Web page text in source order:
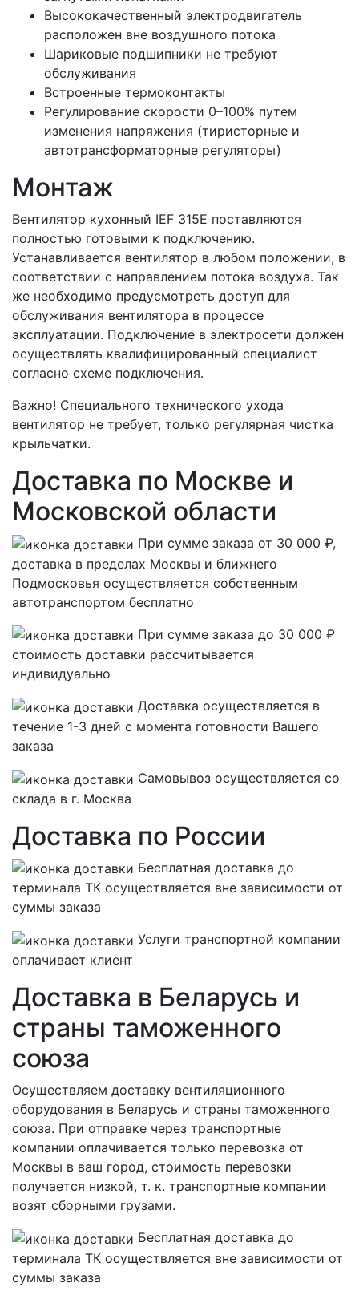
Высококачественный электродвигатель
расположен вне воздушного потока
Шариковые подшипники не требуют
обслуживания
Встроенные термоконтакты
Регулирование скорости 0–100% путем
изменения напряжения (тиристорные и
автотрансформаторные регуляторы)
Монтаж
Вентилятор кухонный IEF 315E поставляются
полностью готовыми к подключению.
Устанавливается вентилятор в любом положении, в
соответствии с направлением потока воздуха. Так
же необходимо предусмотреть доступ для
обслуживания вентилятора в процессе
эксплуатации. Подключение в электросети должен
осуществлять квалифицированный специалист
согласно схеме подключения.
Важно! Специального технического ухода
вентилятор не требует, только регулярная чистка
крыльчатки.
Доставка по Москве и
Московской области
При сумме заказа от 30 000 ₽,
доставка в пределах Москвы и ближнего
Подмосковья осуществляется собственным
автотранспортом бесплатно
При сумме заказа до 30 000 ₽
стоимость доставки рассчитывается
индивидуально
Доставка осуществляется в
течение 1-3 дней с момента готовности Вашего
заказа
Самовывоз осуществляется со
склада в г. Москва
Доставка по России
Бесплатная доставка до
терминала ТК осуществляется вне зависимости от
суммы заказа
Услуги транспортной компании
оплачивает клиент
Доставка в Беларусь и
страны таможенного
союза
Осуществляем доставку вентиляционного
оборудования в Беларусь и страны таможенного
союза. При отправке через транспортные
компании оплачивается только перевозка от
Москвы в ваш город, стоимость перевозки
получается низкой, т. к. транспортные компании
возят сборными грузами.
Бесплатная доставка до
терминала ТК осуществляется вне зависимости от
суммы заказа